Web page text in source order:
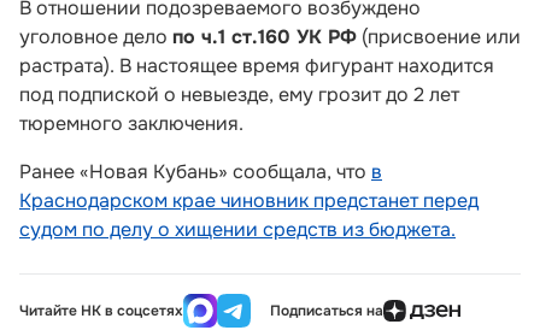
В отношении подозреваемого возбуждено
уголовное дело по ч.1 ст.160 УК РФ (присвоение или
растрата). В настоящее время фигурант находится
под подпиской о невыезде, ему грозит до 2 лет
тюремного заключения.
Ранее «Новая Кубань» сообщала, что в
Краснодарском крае чиновник предстанет перед
судом по делу о хищении средств из бюджета.
Читайте НК в соцсетях Подписаться на